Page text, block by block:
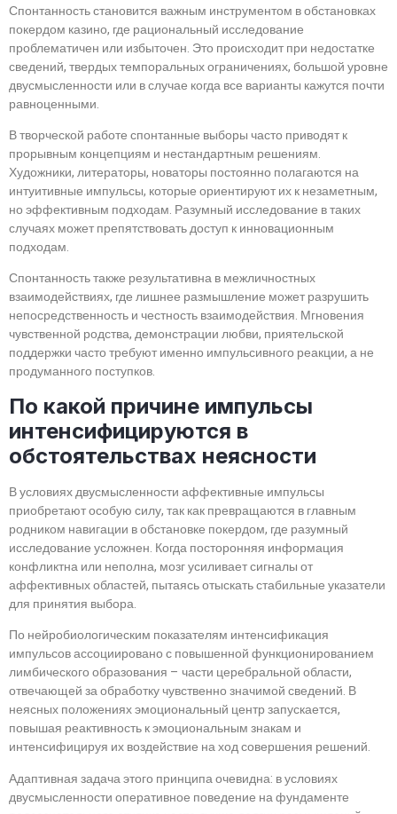
Спонтанность становится важным инструментом в обстановках
покердом казино, где рациональный исследование
проблематичен или избыточен. Это происходит при недостатке
сведений, твердых темпоральных ограничениях, большой уровне
двусмысленности или в случае когда все варианты кажутся почти
равноценными.
В творческой работе спонтанные выборы часто приводят к
прорывным концепциям и нестандартным решениям.
Художники, литераторы, новаторы постоянно полагаются на
интуитивные импульсы, которые ориентируют их к незаметным,
но эффективным подходам. Разумный исследование в таких
случаях может препятствовать доступ к инновационным
подходам.
Спонтанность также результативна в межличностных
взаимодействиях, где лишнее размышление может разрушить
непосредственность и честность взаимодействия. Мгновения
чувственной родства, демонстрации любви, приятельской
поддержки часто требуют именно импульсивного реакции, а не
продуманного поступков.
По какой причине импульсы
интенсифицируются в
обстоятельствах неясности
В условиях двусмысленности аффективные импульсы
приобретают особую силу, так как превращаются в главным
родником навигации в обстановке покердом, где разумный
исследование усложнен. Когда посторонняя информация
конфликтна или неполна, мозг усиливает сигналы от
аффективных областей, пытаясь отыскать стабильные указатели
для принятия выбора.
По нейробиологическим показателям интенсификация
импульсов ассоциировано с повышенной функционированием
лимбического образования – части церебральной области,
отвечающей за обработку чувственно значимой сведений. В
неясных положениях эмоциональный центр запускается,
повышая реактивность к эмоциональным знакам и
интенсифицируя их воздействие на ход совершения решений.
Адаптивная задача этого принципа очевидна: в условиях
двусмысленности оперативное поведение на фундаменте